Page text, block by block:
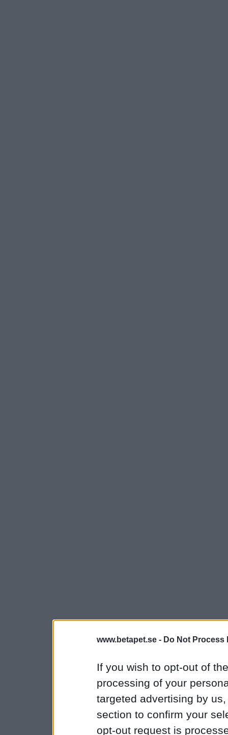
www.betapet.se - Do Not Process
If you wish to opt-out of
processing of your
targeted advertising by
section to confirm your
opt-out request is